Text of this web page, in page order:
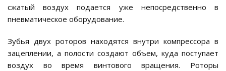
сжатый воздух подается уже непосредственно в
пневматическое оборудование.
Зубья двух роторов находятся внутри компрессора в
зацеплении, а полости создают объем, куда поступает
воздух во время винтового вращения. Роторы